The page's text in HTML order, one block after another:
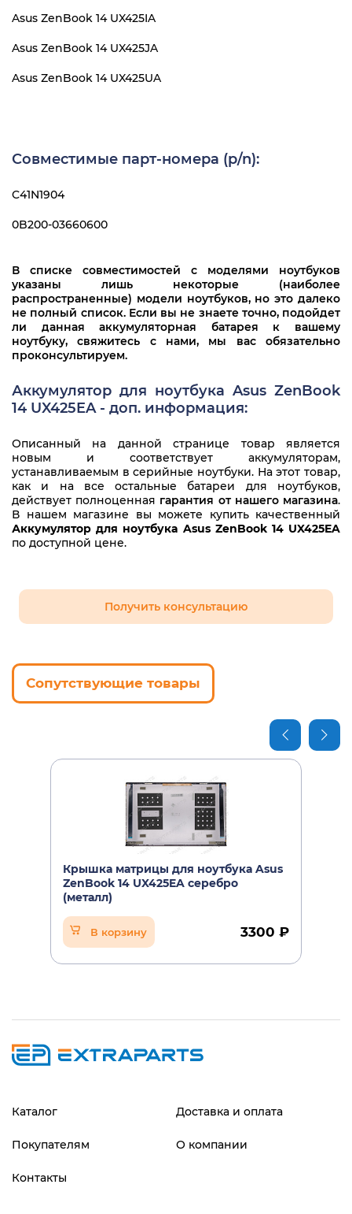
Asus ZenBook 14 UX425IA
Asus ZenBook 14 UX425JA
Asus ZenBook 14 UX425UA
Совместимые парт-номера (p/n):
C41N1904
0B200-03660600
В списке совместимостей с моделями ноутбуков
указаны лишь некоторые (наиболее
распространенные) модели ноутбуков, но это далеко
не полный список. Если вы не знаете точно, подойдет
ли данная аккумуляторная батарея к вашему
ноутбуку, свяжитесь с нами, мы вас обязательно
проконсультируем.
Аккумулятор для ноутбука Asus ZenBook
14 UX425EA - доп. информация:
Описанный на данной странице товар является
новым и соответствует аккумуляторам,
устанавливаемым в серийные ноутбуки. На этот товар,
как и на все остальные батареи для ноутбуков,
действует полноценная гарантия от нашего магазина.
В нашем магазине вы можете купить качественный
Аккумулятор для ноутбука Asus ZenBook 14 UX425EA
по доступной цене.
Получить консультацию
Сопутствующие товары
Крышка матрицы для ноутбука Asus
ZenBook 14 UX425EA серебро
(металл)
В корзину 3300 ₽
Каталог Доставка и оплата
Покупателям О компании
Контакты